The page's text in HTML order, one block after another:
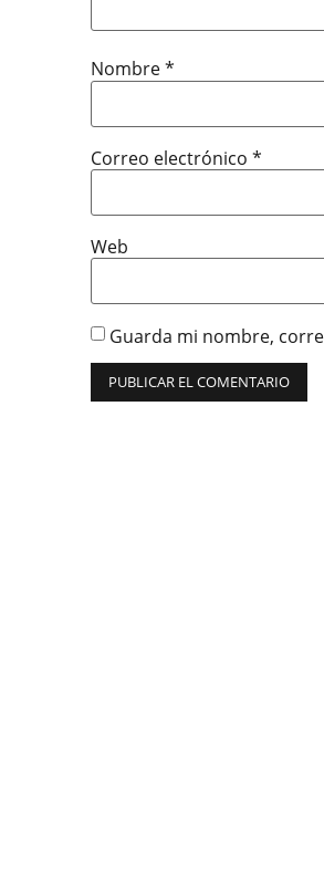
Nombre*
Correo electrónico *
Web
Guarda mi nombre,